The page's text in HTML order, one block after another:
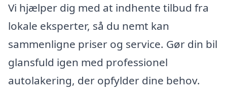
Vi hjælper dig med at indhente tilbud fra
lokale eksperter, så du nemt kan
sammenligne priser og service. Gør din bil
glansfuld igen med professionel
autolakering, der opfylder dine behov.